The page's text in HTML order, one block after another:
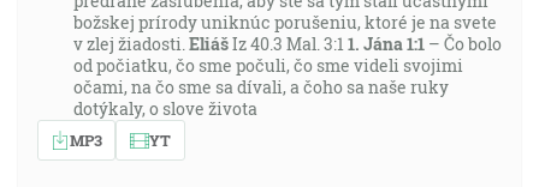
božskej prírody uniknúc porušeniu, ktoré je na svete
v zlej žiadosti.EliášIz 40.3 Mal. 3:11. Jána 1:1 – Čo bolo
od počiatku, čo sme počuli, čo sme videli svojimi
očami, na čo sme sa dívali, a čoho sa naše ruky
dotýkaly, o slove života
MP3 YT